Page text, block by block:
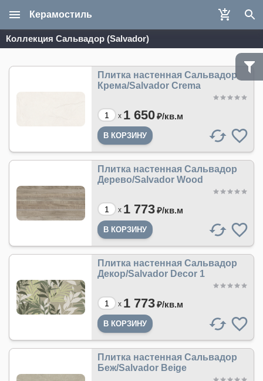
Керамостиль
Коллекция Сальвадор (Salvador)
Плитка настенная Сальвадор
Крема/Salvador Crema
x 1 650₽/кв.м
Плитка настенная Сальвадор
Дерево/Salvador Wood
x 1 773₽/кв.м
Плитка настенная Сальвадор
Декор/Salvador Decor 1
x 1 773₽/кв.м
Плитка настенная Сальвадор
Беж/Salvador Beige